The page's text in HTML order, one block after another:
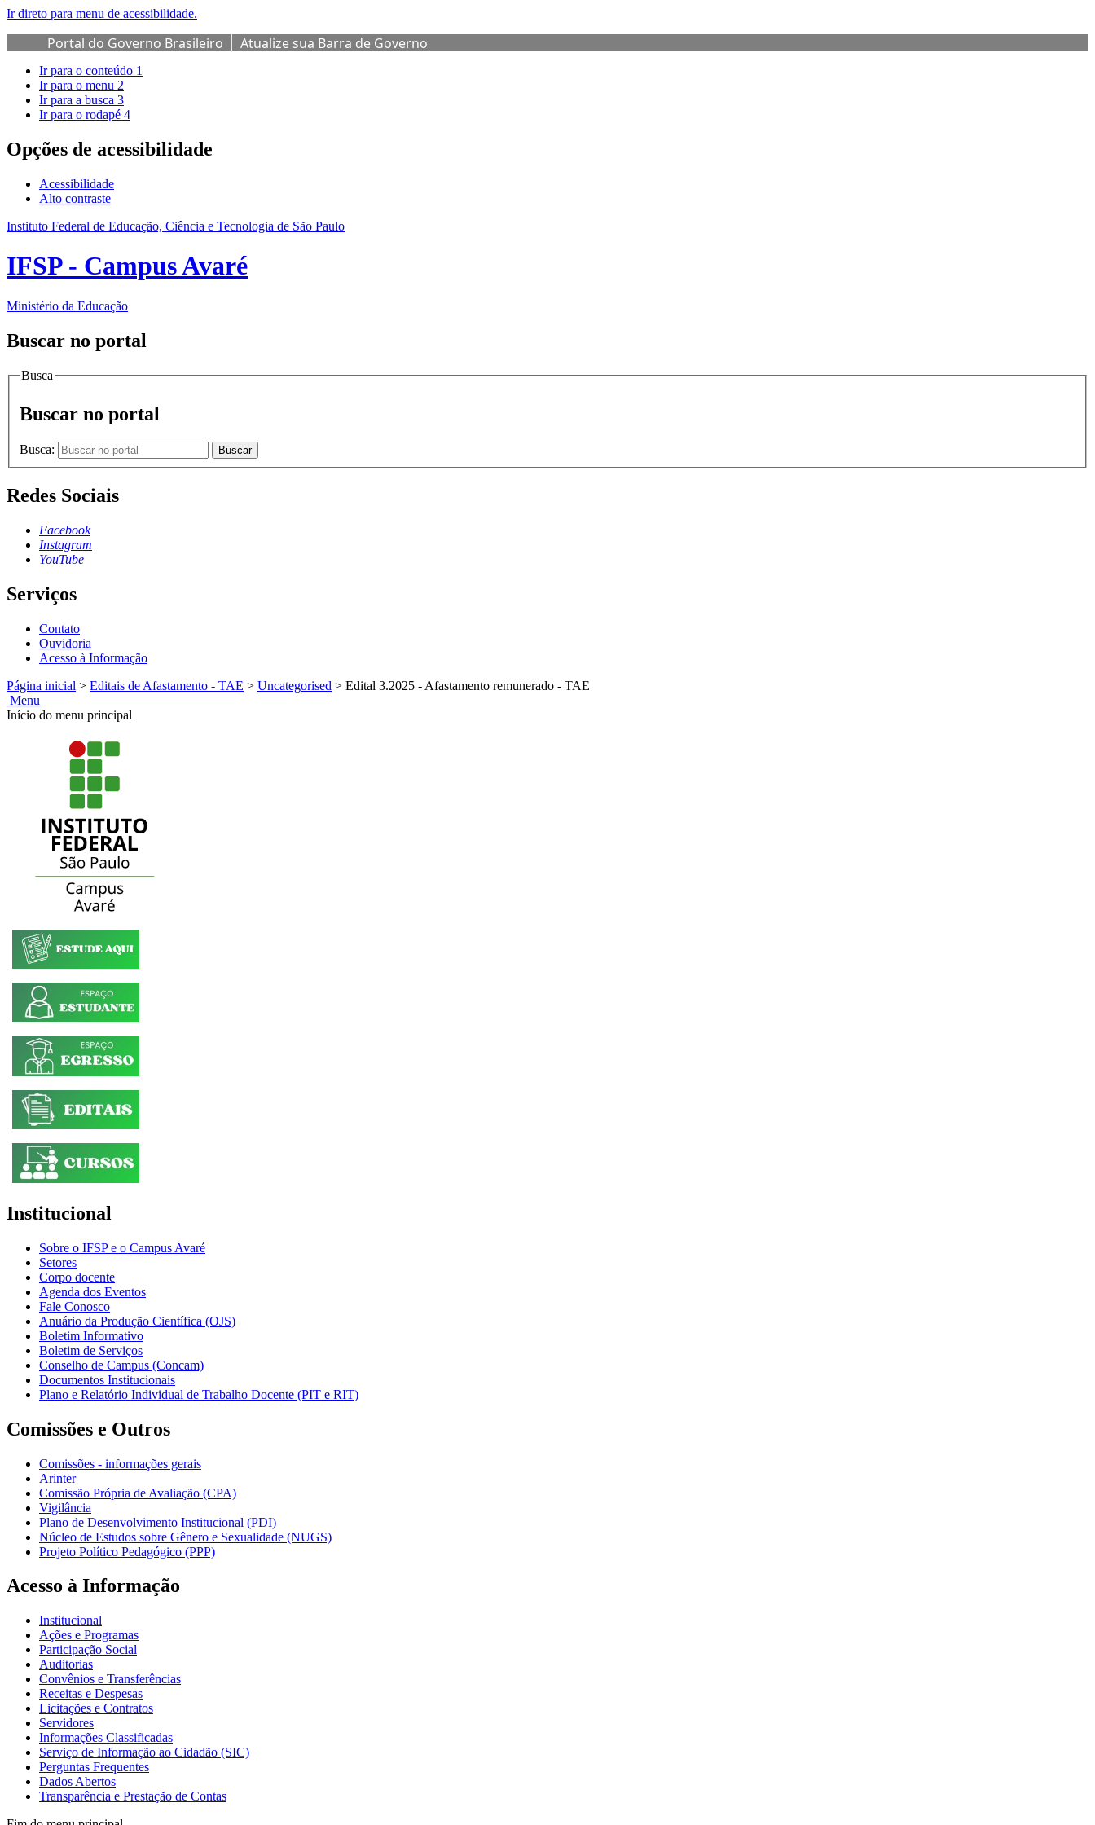
Ir direto para menu de acessibilidade.
Portal do Governo Brasileiro Atualize sua Barra de Governo
Ir para o conteúdo 1
Ir para o menu 2
Ir para a busca 3
Ir para o rodapé 4
Opções de acessibilidade
Acessibilidade
Alto contraste
Instituto Federal de Educação, Ciência e Tecnologia de São Paulo
IFSP - Campus Avaré
Ministério da Educação
Buscar no portal
Busca
Buscar no portal
Busca: Buscar
Redes Sociais
Facebook
Instagram
YouTube
Serviços
Contato
Ouvidoria
Acesso à Informação
Página inicial > Editais de Afastamento - TAE > Uncategorised > Edital 3.2025 - Afastamento remunerado - TAE
Menu
Início do menu principal
Institucional
Sobre o IFSP e o Campus Avaré
Setores
Corpo docente
Agenda dos Eventos
Fale Conosco
Anuário da Produção Científica (OJS)
Boletim Informativo
Boletim de Serviços
Conselho de Campus (Concam)
Documentos Institucionais
Plano e Relatório Individual de Trabalho Docente (PIT e RIT)
Comissões e Outros
Comissões - informações gerais
Arinter
Comissão Própria de Avaliação (CPA)
Vigilância
Plano de Desenvolvimento Institucional (PDI)
Núcleo de Estudos sobre Gênero e Sexualidade (NUGS)
Projeto Político Pedagógico (PPP)
Acesso à Informação
Institucional
Ações e Programas
Participação Social
Auditorias
Convênios e Transferências
Receitas e Despesas
Licitações e Contratos
Servidores
Informações Classificadas
Serviço de Informação ao Cidadão (SIC)
Perguntas Frequentes
Dados Abertos
Transparência e Prestação de Contas